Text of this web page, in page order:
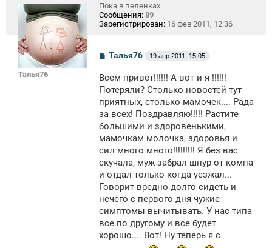
Талья76
Пока в пеленках
Сообщения: 89
Зарегистрирован: 16 фев 2011, 12:36
С
о
б
щ
н
и
Талья76 19 апр 2011, 15:05
Всем привет!!!!!! А вот и я !!!!!!
Потеряли? Столько новостей тут
приятных, столько мамочек.... Рада
за всех! Поздравляю!!!!! Растите
большими и здоровенькими,
мамочкам молочка, здоровья и
сил много много!!!!!!!!! Я без вас
скучала, муж забрал шнур от компа
и отдал только когда уезжал...
Говорит вредно долго сидеть и
нечего с первого дня чужие
симптомы вычитывать. У нас типа
все по другому и все будет
хорошо.... Вот! Ну теперь я с